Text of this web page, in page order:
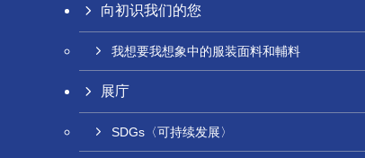
向初识我们的您
我想要我想象中的服装面料和輔料
展庁
SDGs〈可持续发展〉